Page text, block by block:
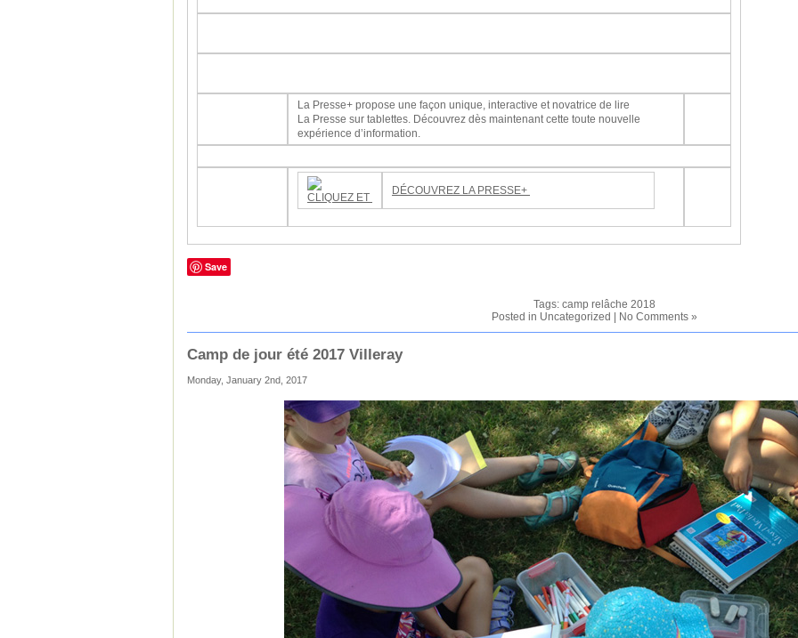
La Presse+ propose une façon unique, interactive et novatrice de lire
La Presse sur tablettes. Découvrez dès maintenant cette toute nouvelle
expérience d’information.
DÉCOUVREZ LA PRESSE+
Save
Tags: camp relâche 2018
Posted in Uncategorized No Comments »
Camp de jour été 2017 Villeray
Monday, January 2nd, 2017